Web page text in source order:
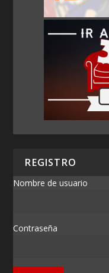
REGISTRO
Nombre de usuario
Contraseña